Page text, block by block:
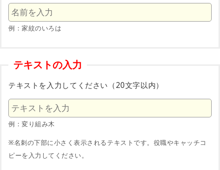
例：家紋のいろは
テキストの入力
テキストを入力してください（20文字以内）
例：変り組み木
※名刺の下部に小さく表示されるテキストです。役職やキャッチコ
ピーを入力してください。